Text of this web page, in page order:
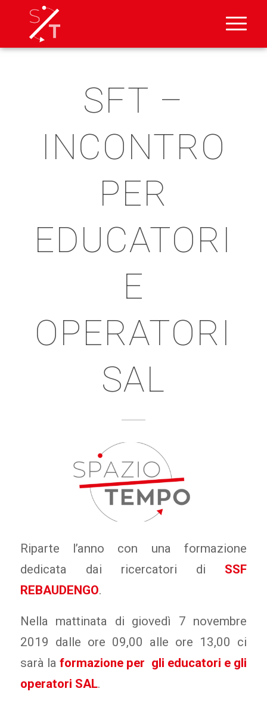
SFT –
INCONTRO
PER
EDUCATORI
E
OPERATORI
SAL
Riparte l’anno con una formazione
dedicata dai ricercatori di SSF
REBAUDENGO.
Nella mattinata di giovedì 7 novembre
2019 dalle ore 09,00 alle ore 13,00 ci
sarà laformazione per gli educatori e gli
operatori SAL.